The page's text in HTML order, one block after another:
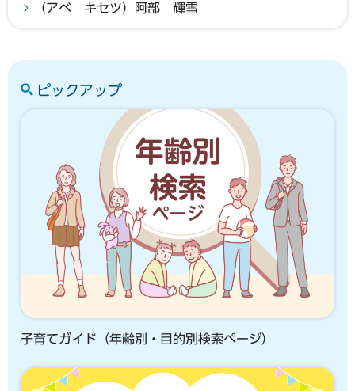
（アベ キセツ）阿部 輝雪
ピックアップ
子育てガイド（年齢別・目的別検索ページ）